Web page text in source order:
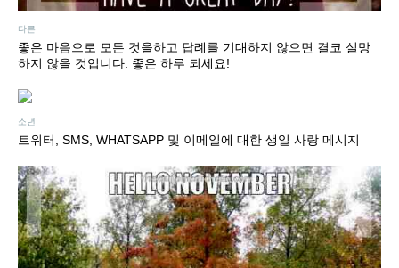
다른
좋은 마음으로 모든 것을하고 답례를 기대하지 않으면 결코 실망
하지 않을 것입니다. 좋은 하루 되세요!
소년
트위터, SMS, WHATSAPP 및 이메일에 대한 생일 사랑 메시지